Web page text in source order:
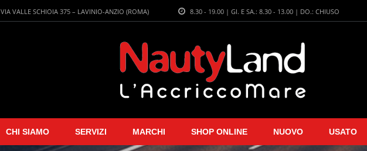
8.30 - 19.00 | GI. E SA.: 8.30 - 13.00 | DO.: CHIUSO
VIA VALLE SCHIOIA 375 – LAVINIO-ANZIO (ROMA)
CHI SIAMO SERVIZI MARCHI SHOP ONLINE NUOVO USATO